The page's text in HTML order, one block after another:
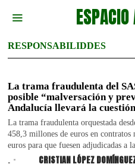
RESPONSABILIDDES
La trama fraudulenta del
posible “malversación y
Andalucía llevará la
La trama fraudulenta orquestada
458,3 millones de euros en
euros para que fuesen adjudicadas a
. CRISTIAN LÓPEZ